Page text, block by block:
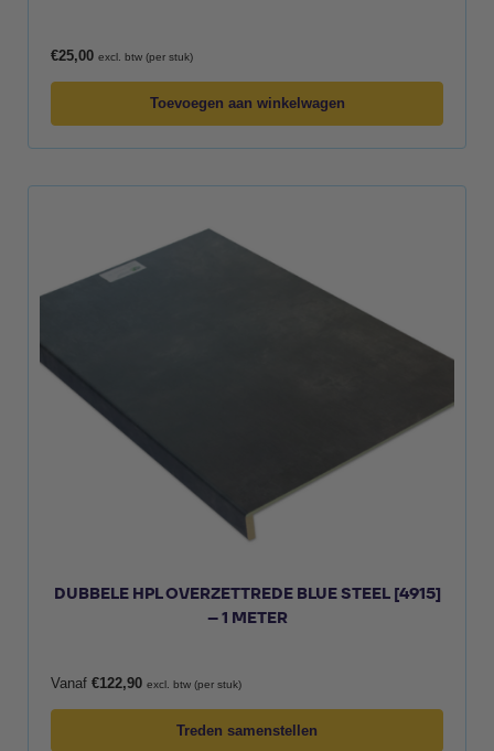
€25,00 excl. btw (per stuk)
Toevoegen aan winkelwagen
DUBBELE HPL OVERZETTREDE BLUE STEEL [4915]
– 1 METER
Vanaf €122,90 excl. btw (per stuk)
Treden samenstellen